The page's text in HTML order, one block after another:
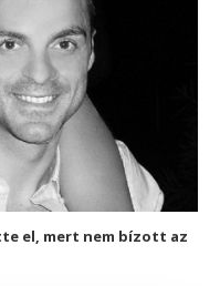
el, mert nem bízott az